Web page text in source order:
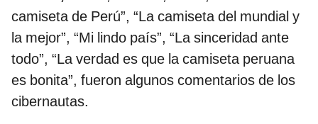
camiseta de Perú”, “La camiseta del mundial y
la mejor”, “Mi lindo país”, “La sinceridad ante
todo”, “La verdad es que la camiseta peruana
es bonita”, fueron algunos comentarios de los
cibernautas.